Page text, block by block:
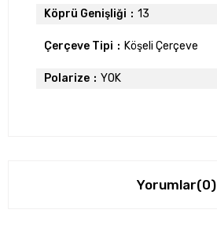
Köprü Genişliği 13
Çerçeve Tipi Köşeli Çerçeve
Polarize YOK
Yorumlar(0)